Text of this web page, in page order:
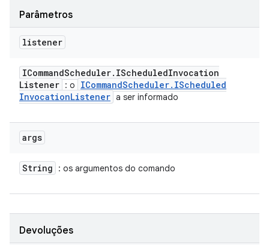
Parâmetros
listener
ICommandScheduler. IScheduledInvocation
Listener : o ICommandScheduler. IScheduled
InvocationListener a ser informado
args
String : os argumentos do comando
Devoluções